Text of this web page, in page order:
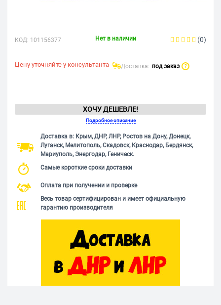
КОД: 101156377 Нет в наличии (0)
Цену уточняйте у консультанта Доставка: под заказ ?
ХОЧУ ДЕШЕВЛЕ!
Подробное описание
Доставка в: Крым, ДНР, ЛНР, Ростов на Дону, Донецк,
Луганск, Мелитополь, Скадовск, Краснодар, Бердянск,
Мариуполь, Энергодар, Геническ.
Самые короткие сроки доставки
Оплата при получении и проверке
Весь товар сертифицирован и имеет официальную
гарантию производителя